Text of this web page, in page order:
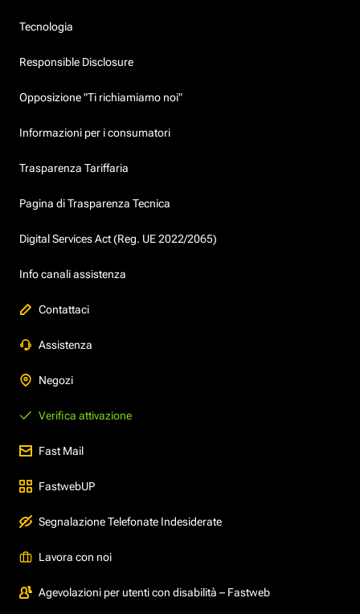
Tecnologia
Responsible Disclosure
Opposizione "Ti richiamiamo noi"
Informazioni per i consumatori
Trasparenza Tariffaria
Pagina di Trasparenza Tecnica
Digital Services Act (Reg. UE 2022/2065)
Info canali assistenza
Contattaci
Assistenza
Negozi
Verifica attivazione
Fast Mail
FastwebUP
Segnalazione Telefonate Indesiderate
Lavora con noi
Agevolazioni per utenti con disabilità – Fastweb